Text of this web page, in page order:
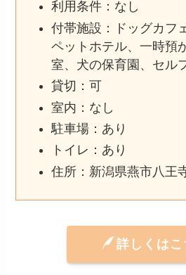
利用条件：なし
付帯施設：ドッグカフ
ペットホテル、一時預
室、犬の保育園、セル
貸切：可
室内：なし
駐車場：あり
トイレ：あり
住所：新潟県燕市八王
詳しくはこ